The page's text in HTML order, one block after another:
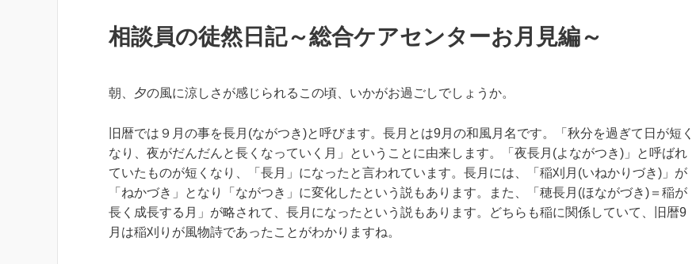
相談員の徒然日記～総合ケアセンターお月見編～
朝、夕の風に涼しさが感じられるこの頃、いかがお過ごしでしょうか。
旧暦では９月の事を長月(ながつき)と呼びます。長月とは9月の和風月名です。「秋分を過ぎて日が短く
なり、夜がだんだんと長くなっていく月」ということに由来します。「夜長月(よながつき)」と呼ばれ
ていたものが短くなり、「長月」になったと言われています。長月には、「稲刈月(いねかりづき)」が
「ねかづき」となり「ながつき」に変化したという説もあります。また、「穂長月(ほながづき)＝稲が
長く成長する月」が略されて、長月になったという説もあります。どちらも稲に関係していて、旧暦9
月は稲刈りが風物詩であったことがわかりますね。